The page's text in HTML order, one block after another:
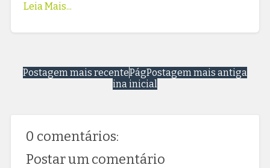
Leia Mais...
Postagem mais recente Postagem mais antiga
Pág
ina inicial
0 comentários:
Postar um comentário